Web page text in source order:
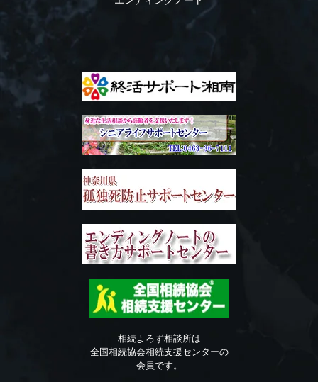
相続よろず相談所は
全国相続協会相続支援センターの
会員です。